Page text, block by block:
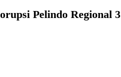
Pelindo Regional 3